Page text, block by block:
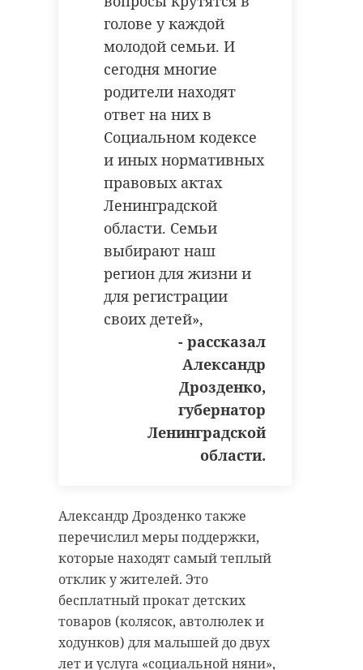
голове у каждой
молодой семьи. И
сегодня многие
родители находят
ответ на них в
Социальном кодексе
и иных нормативных
правовых актах
Ленинградской
области. Семьи
выбирают наш
регион для жизни и
для регистрации
своих детей»,
- рассказал
Александр
Дрозденко,
губернатор
Ленинградской
области.
Александр Дрозденко также
перечислил меры поддержки,
которые находят самый теплый
отклик у жителей. Это
бесплатный прокат детских
товаров (колясок, автолюлек и
ходунков) для малышей до двух
лет и услуга «социальной няни»,
половины воспитанников школы
в итоге попадают в сборную
России, подтверждая высокий
уровень подготовки.
направлено в Выборгский
городской суд для рассмотрения по
существу.
Фото: https://t.me/sztproc/9346
завод
нарушение правил
безопасности
сзтп
Поделиться статьей: